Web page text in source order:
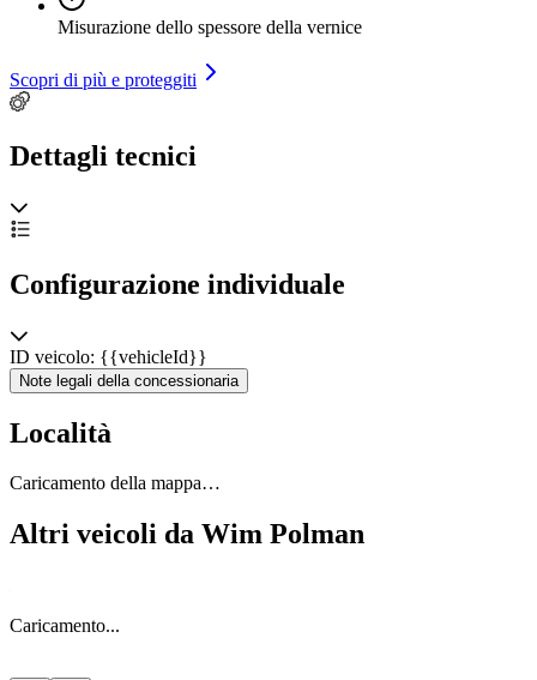
Misurazione dello spessore della vernice
Scopri di più e proteggiti
Dettagli tecnici
Configurazione individuale
ID veicolo: {{vehicleId}}
Note legali della concessionaria
Località
Caricamento della mappa…
Altri veicoli da Wim Polman
Caricamento...